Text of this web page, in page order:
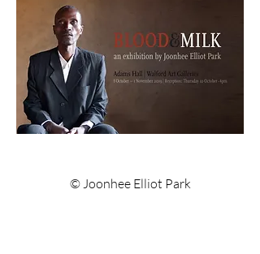
© Joonhee Elliot Park